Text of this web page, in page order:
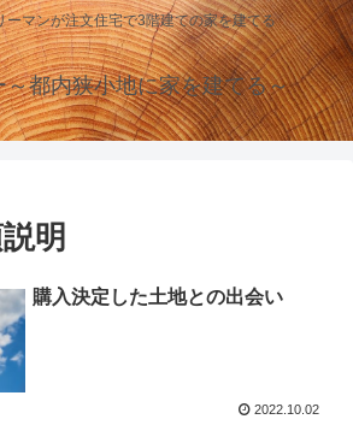
ーマンが注文住宅で3階建ての家を建てる
～都内狭小地に家を建てる～
明
購入決定した土地との出会い
2022.10.02